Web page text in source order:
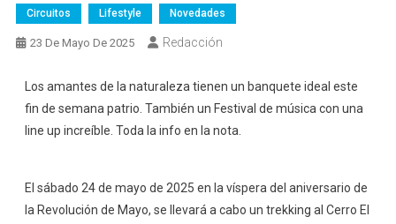
Circuitos Lifestyle Novedades
23 De Mayo De 2025 Redacción
Los amantes de la naturaleza tienen un banquete ideal este
fin de semana patrio. También un Festival de música con una
line up increíble. Toda la info en la nota.
El sábado 24 de mayo de 2025 en la víspera del aniversario de
la Revolución de Mayo, se llevará a cabo un trekking al Cerro El